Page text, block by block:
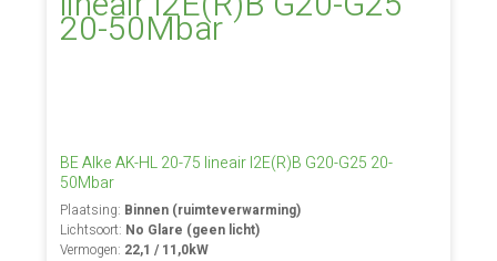
BE Alke AK-HL 20-75 lineair I2E(R)B G20-G25 20-
50Mbar
Plaatsing: Binnen (ruimteverwarming)
Lichtsoort: No Glare (geen licht)
Vermogen: 22,1 / 11,0kW